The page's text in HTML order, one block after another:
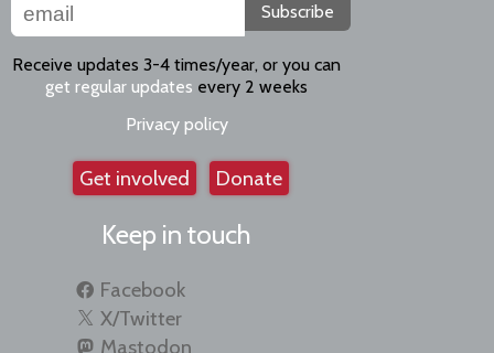
Subscribe
Receive updates 3-4 times/year, or you can
get regular updates every 2 weeks
Privacy policy
Get involved Donate
Keep in touch
Facebook
X/Twitter
Mastodon